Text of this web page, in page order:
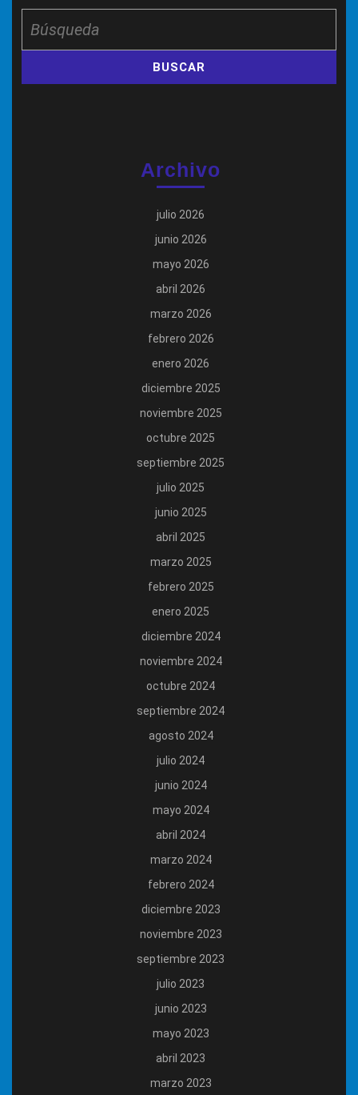
Archivo
julio 2026
junio 2026
mayo 2026
abril 2026
marzo 2026
febrero 2026
enero 2026
diciembre 2025
noviembre 2025
octubre 2025
septiembre 2025
julio 2025
junio 2025
abril 2025
marzo 2025
febrero 2025
enero 2025
diciembre 2024
noviembre 2024
octubre 2024
septiembre 2024
agosto 2024
julio 2024
junio 2024
mayo 2024
abril 2024
marzo 2024
febrero 2024
diciembre 2023
noviembre 2023
septiembre 2023
julio 2023
junio 2023
mayo 2023
abril 2023
marzo 2023